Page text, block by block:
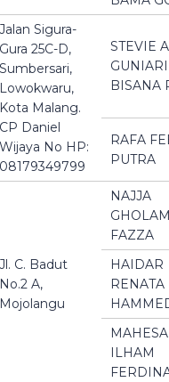
Jalan Sigura-
Gura 25C-D,
Sumbersari,
Lowokwaru,
Kota Malang.
CP Daniel
Wijaya No HP:
08179349799
STEVIE
GUNIARI
BISANA
RAFA
PUTRA
Jl. C. Badut
No.2 A,
Mojolangu
NAJJA
FAZZA
HAIDAR
RENATA
MAHESA
ILHAM